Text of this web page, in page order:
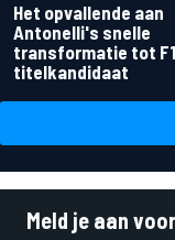
Het opvallende aan
Antonelli's snelle
transformatie tot
titelkandidaat
Meld je aan